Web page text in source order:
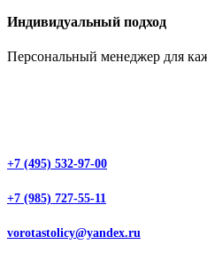
Индивидуальный подход
Персональный менеджер для
+7 (495) 532-97-00
+7 (985) 727-55-11
vorotastolicy@yandex.ru